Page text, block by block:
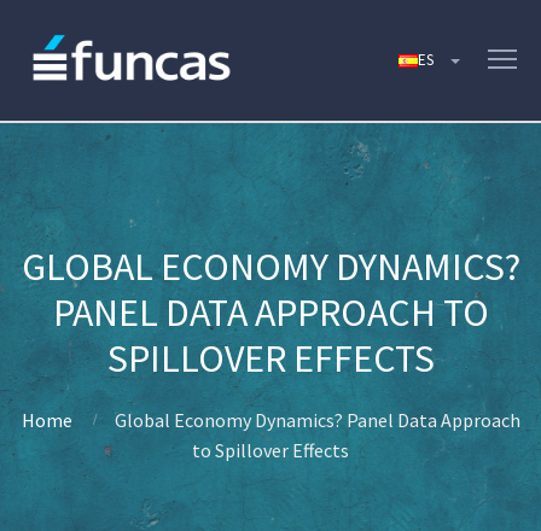
GLOBAL ECONOMY DYNAMICS?
PANEL DATA APPROACH TO
SPILLOVER EFFECTS
Home
Global Economy Dynamics? Panel Data Approach
to Spillover Effects